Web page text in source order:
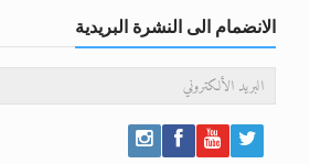
الانضمام الى النشرة البريدية